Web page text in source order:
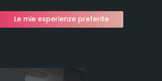
Le mie esperienze preferite